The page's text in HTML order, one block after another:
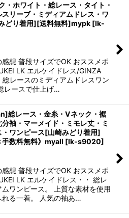
・ホワイト・総レース・タイト・
スリーブ・ミディアムドレス・ワ
どり着用][送料無料]mypk [lk-
感想 普段サイズでOK おススメポ
LK エルケイドレス/GINZA
総レースのミディアムドレスワン
レースで仕上げ…
総レース・金糸・Vネック・裾
袖・マーメイド・ミモレ丈・ミ
・ワンピース[山崎みどり着用]
手数料無料》myall [lk-s9020]
感想 普段サイズでOK おススメポ
LK エルケイドレス・・ 総レ
ワンピース。 上質な素材を使用
れる一着。 人気の袖あ…